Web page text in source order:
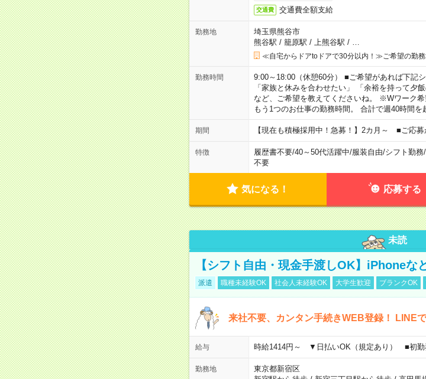
交通費 交通費全額支給
勤務地
埼玉県熊谷市
熊谷駅 / 籠原駅 / 上熊谷駅 /
≪自宅からドアtoドアで30分以内！≫ご希望の勤務
勤務時間
9:00～18:00（休憩60分） ■ご希望があれば下記
「家族と休みを合わせたい」 「余裕を持って夕
など、ご希望を教えてくださいね。 ※Wワーク
もう1つのお仕事の勤務時間。 合計で週40時間を
期間 【現在も積極採用中！急募！】2カ月～ ■ご応
特徴 履歴書不要/40～50代活躍中/服装自由/シフト勤務/
不要
気になる！ 応募する
未読
【シフト自由・現金手渡しOK】iPhoneな
派遣 職種未経験OK 社会人未経験OK 大学生歓迎 ブランクOK
来社不要、カンタン手続きWEB登録！ LINE
給与 時給1414円～ ▼日払いOK（規定あり） ■初
勤務地
東京都新宿区